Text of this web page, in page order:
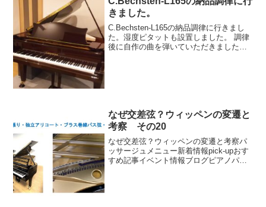
きました。
C.Bechsten-L165の納品調律に行きまし
た。湿度ピタットも設置しました。 調律
後に自作の曲を弾いていただきました。
なぜ交差弦？ウィッペンの変遷と
考察 その20
なぜ交差弦？ウィッペンの変遷と考察パ
ッサージュメニュー新着情報pick-upおす
すめ記事イベント情報ブログピアノパッ